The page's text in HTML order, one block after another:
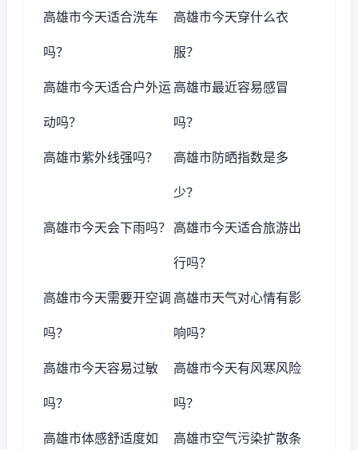
高雄市今天适合洗车
吗？
高雄市今天穿什么衣
服？
高雄市今天适合户外运
动吗？
高雄市最近容易感冒
吗？
高雄市紫外线强吗？ 高雄市防晒指数是多
少？
高雄市今天会下雨吗？ 高雄市今天适合旅游出
行吗？
高雄市今天需要开空调
吗？
高雄市天气对心情有影
响吗？
高雄市今天容易过敏
吗？
高雄市今天有风寒风险
吗？
高雄市体感舒适度如 高雄市空气污染扩散条